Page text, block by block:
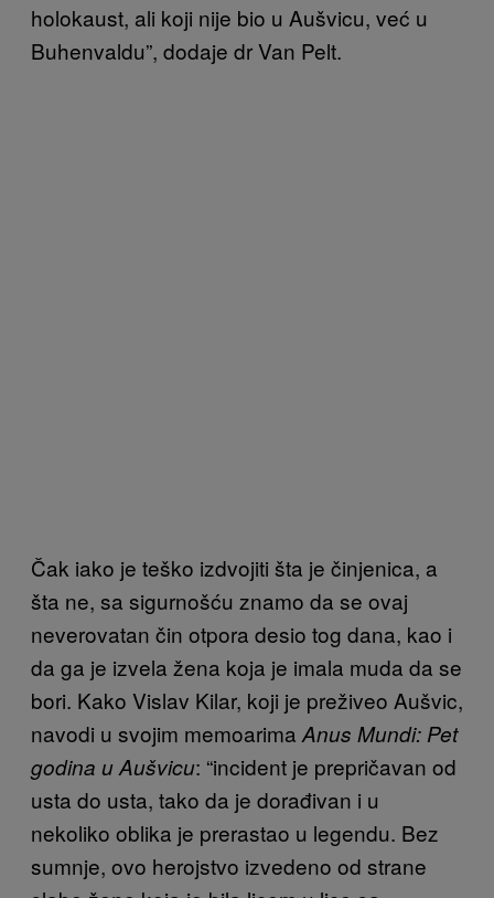
holokaust, ali koji nije bio u Aušvicu, već u
Buhenvaldu”, dodaje dr Van Pelt.
Čak iako je teško izdvojiti šta je činjenica, a
šta ne, sa sigurnošću znamo da se ovaj
neverovatan čin otpora desio tog dana, kao i
da ga je izvela žena koja je imala muda da se
bori. Kako Vislav Kilar, koji je preživeo Aušvic,
navodi u svojim memoarima Anus Mundi: Pet
godina u Aušvicu: “incident je prepričavan od
usta do usta, tako da je dorađivan i u
nekoliko oblika je prerastao u legendu. Bez
sumnje, ovo herojstvo izvedeno od strane